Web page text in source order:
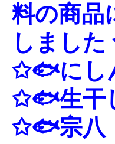
料の商品
しまし
✩🐟にし
✩🐟生干
✩🐟宗八